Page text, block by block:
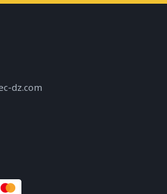
dz.com